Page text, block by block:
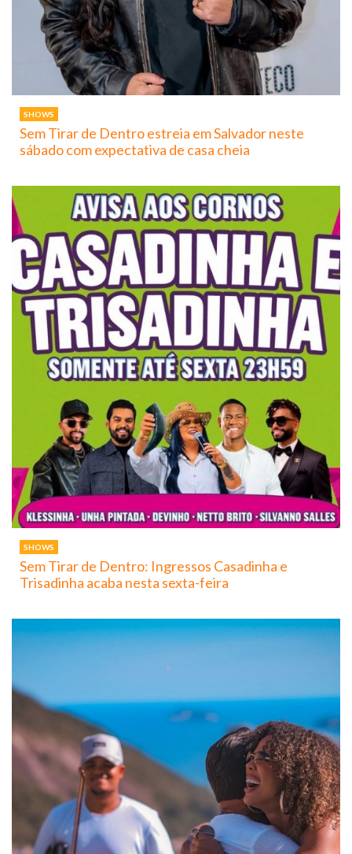
SHOWS
Sem Tirar de Dentro estreia em Salvador neste
sábado com expectativa de casa cheia
SHOWS
Sem Tirar de Dentro: Ingressos Casadinha e
Trisadinha acaba nesta sexta-feira